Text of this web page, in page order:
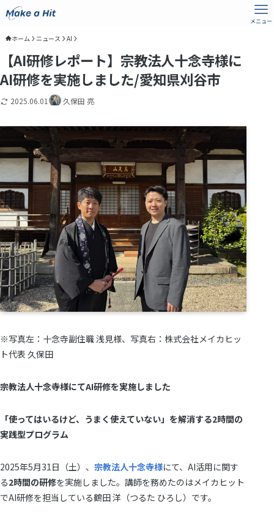
メニュー
ホーム ニュース AI
【AI研修レポート】宗教法人十念寺様に
AI研修を実施しました/愛知県刈谷市
2025.06.01 久保田 亮
※写真左：十念寺副住職 浅見様、写真右：株式会社メイカヒッ
ト代表 久保田
宗教法人十念寺様にてAI研修を実施しました
「使ってはいるけど、うまく使えていない」を解消する2時間の
実践型プログラム
2025年5月31日（土）、 宗教法人十念寺様にて、AI活用に関す
る2時間の研修を実施しました。講師を務めたのはメイカヒット
でAI研修を担当している鶴田 洋（つるた ひろし）です。